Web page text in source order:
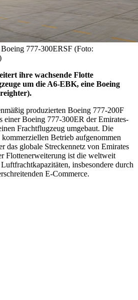
777-300ERSF (Foto:
ihre wachsende Flotte
um die A6-EBK, eine Boeing
produzierten Boeing 777-200F
einer Boeing 777-300ER der Emirates-
Frachtflugzeug umgebaut. Die
Betrieb aufgenommen
das globale Streckennetz von Emirates
Flottenerweiterung ist die weltweit
insbesondere durch
E-Commerce.